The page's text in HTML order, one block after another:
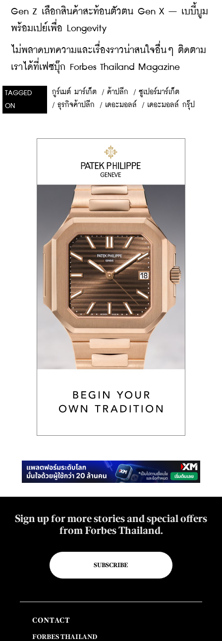
Gen Z เลือกสินค้าสะท้อนตัวตน Gen X – เบบี้บูม
พร้อมเปย์เพื่อ Longevity
ไม่พลาดบทความและเรื่องราวน่าสนใจอื่นๆ ติดตาม
เราได้ที่เฟซบุ๊ก Forbes Thailand Magazine
TAGGED
ON
กูร์เมต์ มาร์เก็ต / ค้าปลีก / ซูเปอร์มาร์เก็ต
/ ธุรกิจค้าปลีก / เดอะมอลล์ / เดอะมอลล์ กรุ๊ป
Sign up for more stories and special offers
from Forbes Thailand.
SUBSCRIBE
CONTACT
FORBES THAILAND